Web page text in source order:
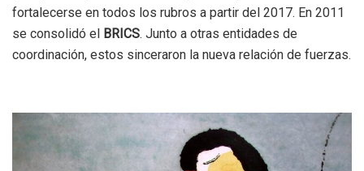
fortalecerse en todos los rubros a partir del 2017. En 2011
se consolidó el BRICS. Junto a otras entidades de
coordinación, estos sinceraron la nueva relación de fuerzas.